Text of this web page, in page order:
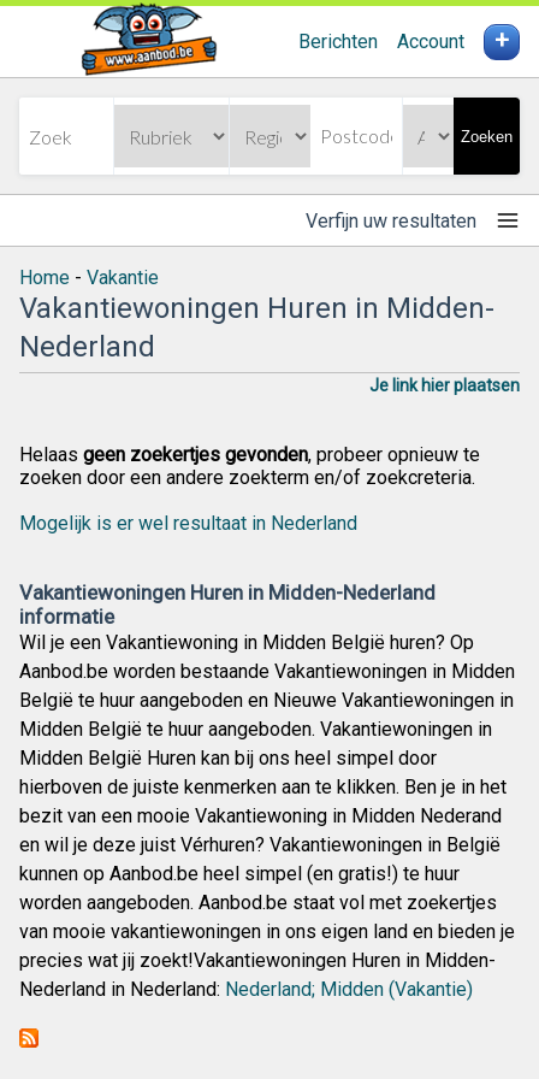
Berichten Account +
Zoeken
Verfijn uw resultaten
Home - Vakantie
Vakantiewoningen Huren in Midden-
Nederland
Je link hier plaatsen
Helaas geen zoekertjes gevonden, probeer opnieuw te
zoeken door een andere zoekterm en/of zoekcreteria.
Mogelijk is er wel resultaat in Nederland
Vakantiewoningen Huren in Midden-Nederland
informatie
Wil je een Vakantiewoning in Midden België huren? Op
Aanbod.be worden bestaande Vakantiewoningen in Midden
België te huur aangeboden en Nieuwe Vakantiewoningen in
Midden België te huur aangeboden. Vakantiewoningen in
Midden België Huren kan bij ons heel simpel door
hierboven de juiste kenmerken aan te klikken. Ben je in het
bezit van een mooie Vakantiewoning in Midden Nederand
en wil je deze juist Vérhuren? Vakantiewoningen in België
kunnen op Aanbod.be heel simpel (en gratis!) te huur
worden aangeboden. Aanbod.be staat vol met zoekertjes
van mooie vakantiewoningen in ons eigen land en bieden je
precies wat jij zoekt!Vakantiewoningen Huren in Midden-
Nederland in Nederland: Nederland; Midden (Vakantie)